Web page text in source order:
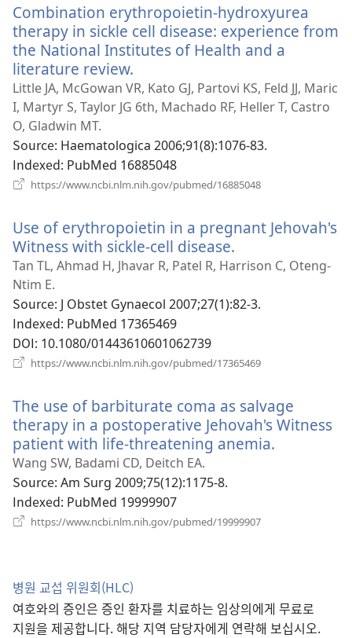
창
열
기)
Combination erythropoietin-hydroxyurea
therapy in sickle cell disease: experience from
the National Institutes of Health and a
literature review.
로
운
열
기)
Little JA, McGowan VR, Kato GJ, Partovi KS, Feld JJ, Maric
I, Martyr S, Taylor JG 6th, Machado RF, Heller T, Castro
O, Gladwin MT.
Source‎: Haematologica 2006;91(8):1076-83.
Indexed‎: PubMed 16885048
https://www.ncbi.nlm.nih.gov/pubmed/16885048
창
열
Use of erythropoietin in a pregnant Jehovah's
Witness with sickle-cell disease.
로
창
Tan TL, Ahmad H, Jhavar R, Patel R, Harrison C, Oteng-
Ntim E.
Source‎: J Obstet Gynaecol 2007;27(1):82-3.
Indexed‎: PubMed 17365469
DOI‎: 10.1080/01443610601062739
https://www.ncbi.nlm.nih.gov/pubmed/17365469
창
열
기)
The use of barbiturate coma as salvage
therapy in a postoperative Jehovah's Witness
patient with life-threatening anemia.
Wang SW, Badami CD, Deitch EA.
Source‎: Am Surg 2009;75(12):1175-8.
Indexed‎: PubMed 19999907
https://www.ncbi.nlm.nih.gov/pubmed/19999907
병원 교섭 위원회(HLC)
여호와의 증인은 증인 환자를 치료하는 임상의에게 무료로
지원을 제공합니다. 해당 지역 담당자에게 연락해 보십시오.